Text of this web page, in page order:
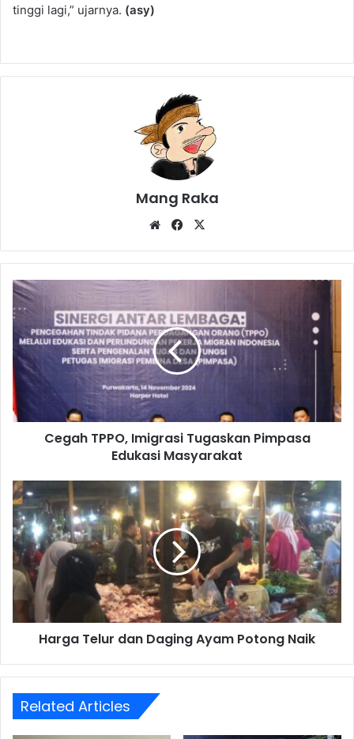
tinggi lagi,” ujarnya. (asy)
Mang Raka
WebsiteFacebook
Cegah
TPPO,
Imigrasi
Tugaskan
Pimpasa
Edukasi
Masyarakat
Cegah TPPO, Imigrasi Tugaskan Pimpasa
Edukasi Masyarakat
Harga
Telur
dan
Daging
Ayam
Potong
Naik
Harga Telur dan Daging Ayam Potong Naik
Related Articles